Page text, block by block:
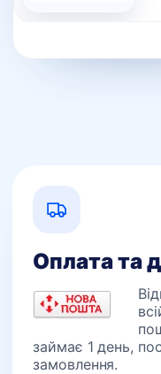
Оплата та
займає 1 день,
замовлення.